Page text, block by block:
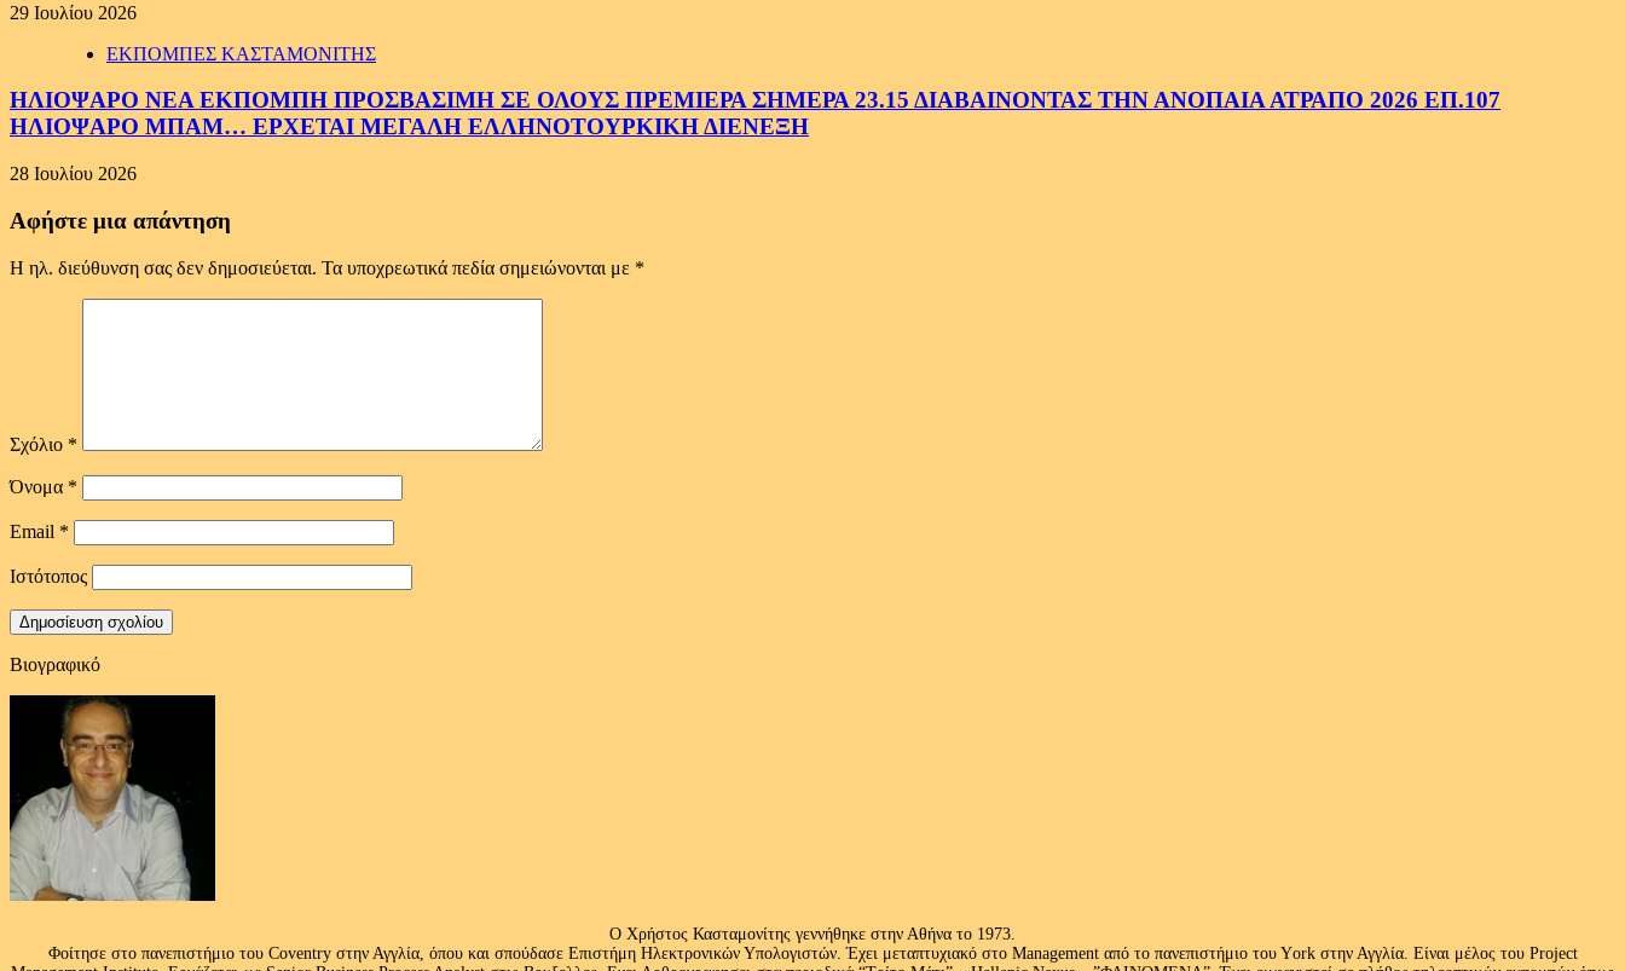
29 Ιουλίου 2026
ΕΚΠΟΜΠΕΣ ΚΑΣΤΑΜΟΝΙΤΗΣ
ΗΛΙΟΨΑΡΟ ΝΕΑ ΕΚΠΟΜΠΗ ΠΡΟΣΒΑΣΙΜΗ ΣΕ ΟΛΟΥΣ ΠΡΕΜΙΕΡΑ ΣΗΜΕΡΑ 23.15 ΔΙΑΒΑΙΝΟΝΤΑΣ ΤΗΝ ΑΝΟΠΑΙΑ ΑΤΡΑΠΟ 2026 ΕΠ.107
ΗΛΙΟΨΑΡΟ ΜΠΑΜ… ΕΡΧΕΤΑΙ ΜΕΓΑΛΗ ΕΛΛΗΝΟΤΟΥΡΚΙΚΗ ΔΙΕΝΕΞΗ
28 Ιουλίου 2026
Αφήστε μια απάντηση
Η ηλ. διεύθυνση σας δεν δημοσιεύεται. Τα υποχρεωτικά πεδία σημειώνονται με *
Σχόλιο *
Όνομα *
Email *
Ιστότοπος
Βιογραφικό
Ο Χρήστος Κασταμονίτης γεννήθηκε στην Αθήνα το 1973.
Φοίτησε στο πανεπιστήμιο του Coventry στην Αγγλία, όπου και σπούδασε Επιστήμη Ηλεκτρονικών Υπολογιστών. Έχει μεταπτυχιακό στο Management από το πανεπιστήμιο του Υork στην Αγγλία. Είναι μέλος του Project